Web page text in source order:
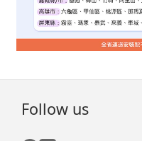
Follow us